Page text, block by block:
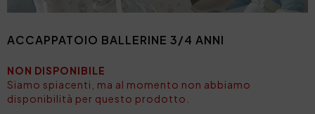
ACCAPPATOIO BALLERINE 3/4 ANNI
NON DISPONIBILE
Siamo spiacenti, ma al momento non abbiamo
disponibilità per questo prodotto.